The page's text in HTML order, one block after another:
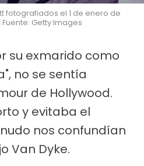
fotografiados el 1 de enero de
Getty Images
su exmarido como
no se sentía
de Hollywood.
y evitaba el
nos confundían
Van Dyke.